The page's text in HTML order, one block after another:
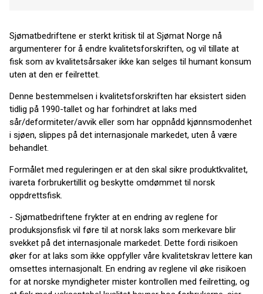
Sjømatbedriftene er sterkt kritisk til at Sjømat Norge nå
argumenterer for å endre kvalitetsforskriften, og vil tillate at
fisk som av kvalitetsårsaker ikke kan selges til humant konsum
uten at den er feilrettet.
Denne bestemmelsen i kvalitetsforskriften har eksistert siden
tidlig på 1990-tallet og har forhindret at laks med
sår/deformiteter/avvik eller som har oppnådd kjønnsmodenhet
i sjøen, slippes på det internasjonale markedet, uten å være
behandlet.
Formålet med reguleringen er at den skal sikre produktkvalitet,
ivareta forbrukertillit og beskytte omdømmet til norsk
oppdrettsfisk.
- Sjømatbedriftene frykter at en endring av reglene for
produksjonsfisk vil føre til at norsk laks som merkevare blir
svekket på det internasjonale markedet. Dette fordi risikoen
øker for at laks som ikke oppfyller våre kvalitetskrav lettere kan
omsettes internasjonalt. En endring av reglene vil øke risikoen
for at norske myndigheter mister kontrollen med feilretting, og